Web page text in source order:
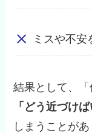
ミスや不安
結果として、「
「どう近づけ
しまうことがあ